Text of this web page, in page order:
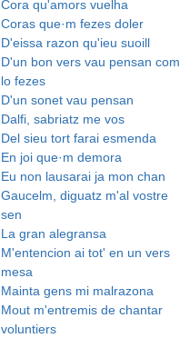
Cora qu'amors vuelha
Coras que·m fezes doler
D'eissa razon qu'ieu suoill
D'un bon vers vau pensan com
lo fezes
D'un sonet vau pensan
Dalfi, sabriatz me vos
Del sieu tort farai esmenda
En joi que·m demora
Eu non lausarai ja mon chan
Gaucelm, diguatz m'al vostre
sen
La gran alegransa
M'entencion ai tot' en un vers
mesa
Mainta gens mi malrazona
Mout m'entremis de chantar
voluntiers